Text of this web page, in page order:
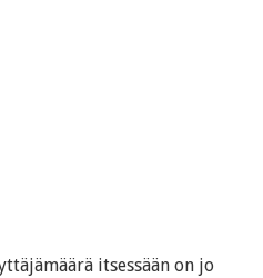
itsessään on jo